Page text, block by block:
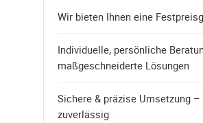
Wir bieten Ihnen eine
Individuelle, persönliche
maßgeschneiderte Lösungen
Sichere & präzise Umsetzung
zuverlässig